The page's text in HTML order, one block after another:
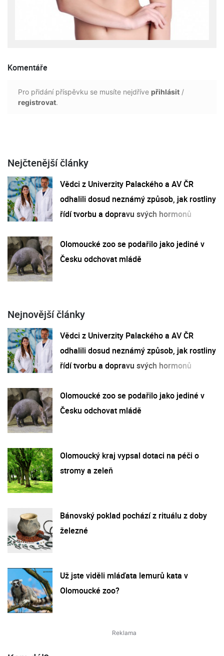
Komentáře
Pro přidání příspěvku se musíte nejdříve přihlásit /
registrovat.
Nejčtenější články
Vědci z Univerzity Palackého a AV ČR
odhalili dosud neznámý způsob, jak rostliny
řídí tvorbu a dopravu svých hormonů
Olomoucké zoo se podařilo jako jediné v
Česku odchovat mládě
Nejnovější články
Vědci z Univerzity Palackého a AV ČR
odhalili dosud neznámý způsob, jak rostliny
řídí tvorbu a dopravu svých hormonů
Olomoucké zoo se podařilo jako jediné v
Česku odchovat mládě
Olomoucký kraj vypsal dotaci na péči o
stromy a zeleň
Bánovský poklad pochází z rituálu z doby
železné
Už jste viděli mláďata lemurů kata v
Olomoucké zoo?